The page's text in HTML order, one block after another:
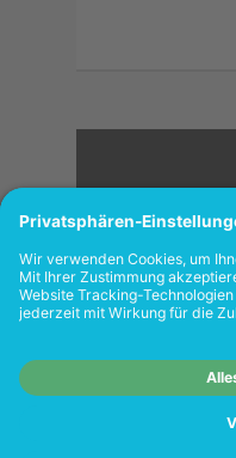
Shops richtet